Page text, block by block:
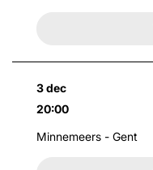
3 dec
20:00
Minnemeers - Gent